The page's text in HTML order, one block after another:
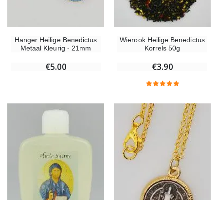
Hanger Heilige Benedictus
Metaal Kleurig - 21mm
€5.00
Wierook Heilige Benedictus
Korrels 50g
€3.90